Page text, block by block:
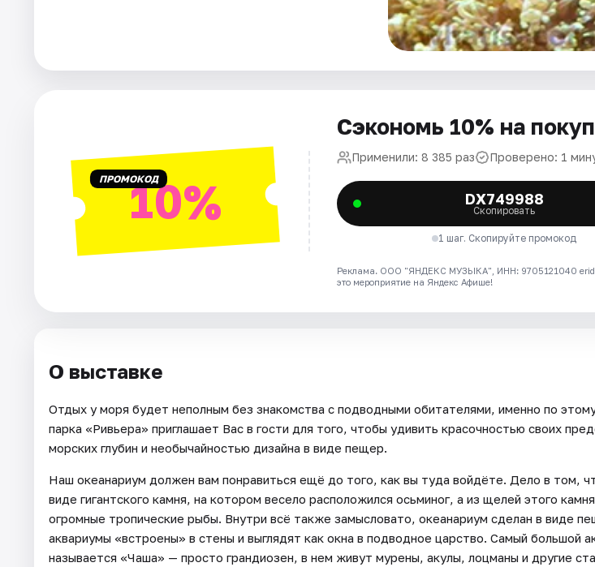
ПРОМОКОД10%
Сэкономь 10% на
Применили: 8 385 раз Проверено: 1
DX749988
Скопировать
1 шаг. Скопируйте промокод
Реклама. ООО "ЯНДЕКС МУЗЫКА", ИНН: 9705121040 erid:
это мероприятие на Яндекс Афише!
О выставке
Отдых у моря будет неполным без знакомства с подводными обитателями, именно по
парка «Ривьера» приглашает Вас в гости для того, чтобы удивить красочностью своих
морских глубин и необычайностью дизайна в виде пещер.
Наш океанариум должен вам понравиться ещё до того, как вы туда войдёте. Дело в том,
виде гигантского камня, на котором весело расположился осьминог, а из щелей этого
огромные тропические рыбы. Внутри всё также замысловато, океанариум сделан в виде
аквариумы «встроены» в стены и выглядят как окна в подводное царство. Самый большой
называется «Чаша» — просто грандиозен, в нем живут мурены, акулы, лоцманы и другие